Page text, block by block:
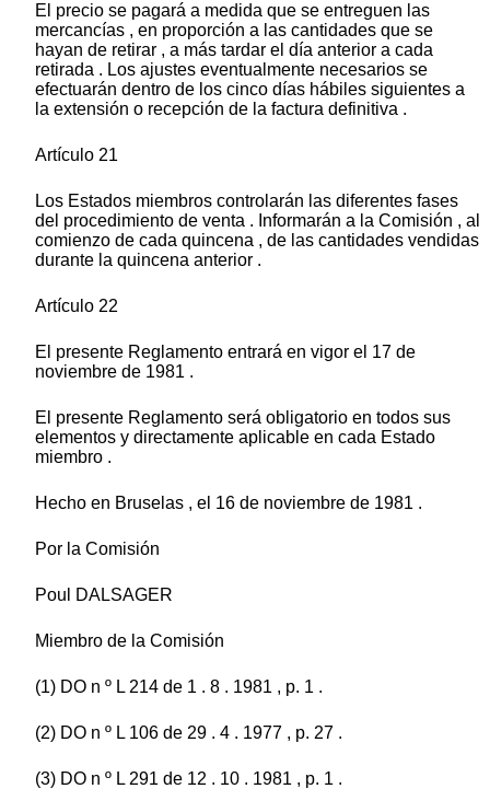
El precio se pagará a medida que se entreguen las
mercancías , en proporción a las cantidades que se
hayan de retirar , a más tardar el día anterior a cada
retirada . Los ajustes eventualmente necesarios se
efectuarán dentro de los cinco días hábiles siguientes a
la extensión o recepción de la factura definitiva .
Artículo 21
Los Estados miembros controlarán las diferentes fases
del procedimiento de venta . Informarán a la Comisión , al
comienzo de cada quincena , de las cantidades vendidas
durante la quincena anterior .
Artículo 22
El presente Reglamento entrará en vigor el 17 de
noviembre de 1981 .
El presente Reglamento será obligatorio en todos sus
elementos y directamente aplicable en cada Estado
miembro .
Hecho en Bruselas , el 16 de noviembre de 1981 .
Por la Comisión
Poul DALSAGER
Miembro de la Comisión
(1) DO n º L 214 de 1 . 8 . 1981 , p. 1 .
(2) DO n º L 106 de 29 . 4 . 1977 , p. 27 .
(3) DO n º L 291 de 12 . 10 . 1981 , p. 1 .